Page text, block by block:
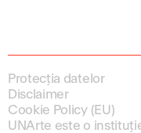
Protecția datelor
Disclaimer
Cookie Policy (EU)
UNArte este o